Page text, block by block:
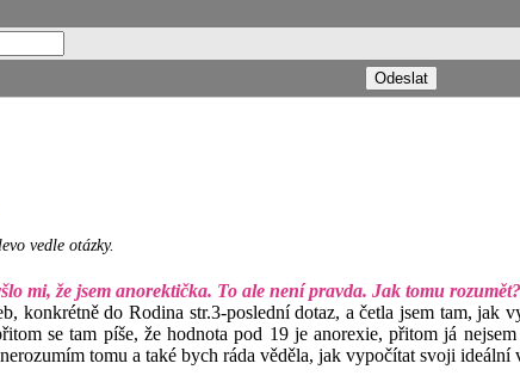
vedle otázky.
mi, že jsem anorektička. To ale není pravda. Jak tomu rozumět?
konkrétně do Rodina str.3-poslední dotaz, a četla jsem tam,
se tam píše, že hodnota pod 19 je anorexie, přitom já
tomu a také bych ráda věděla, jak vypočítat svoji ideální